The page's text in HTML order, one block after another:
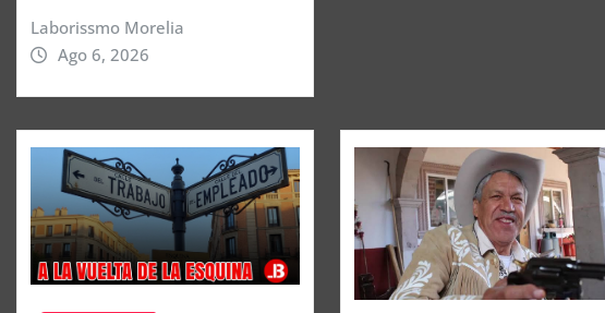
Laborissmo Morelia
Ago 6, 2026